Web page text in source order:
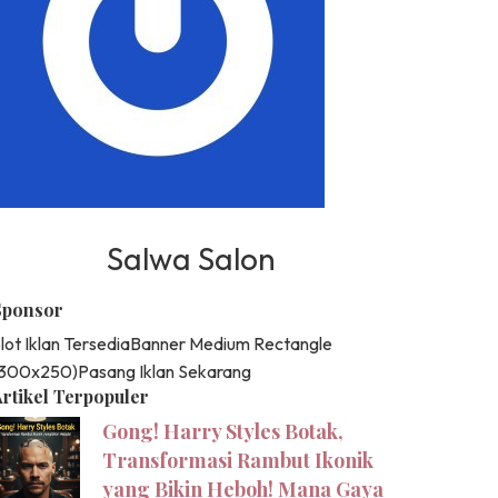
Salwa Salon
Iklan TersediaBanner Medium Rectangle
Pasang Iklan Sekarang
Terpopuler
Gong! Harry Styles Botak,
Transformasi Rambut Ikonik
yang Bikin Heboh! Mana Gaya